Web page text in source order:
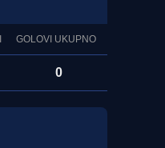
GOLOVI UKUPNO
0